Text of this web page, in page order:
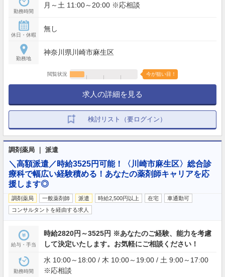
勤務時間
月～土 11:00～20:00 ※応相談
休日・休暇
無し
勤務地
神奈川県川崎市麻生区
閲覧状況 今が狙い目！
求人の詳細を見る
検討リスト（要ログイン）
調剤薬局 ｜ 派遣
＼高額派遣／時給3525円可能！〈川崎市麻生区〉総合診
療科で幅広い経験積める！あなたの薬剤師キャリアを応
援します◎
調剤薬局 一般薬剤師 派遣 時給2,500円以上 在宅
車通勤可
コンサルタントを経由する求人
給与・手当
時給2820円～3525円 ※あなたのご経験、能力を考慮
して決定いたします。お気軽にご相談ください！
勤務時間
水 10:00～18:00 / 木 10:00～19:00 / 土 9:00～17:00
※応相談